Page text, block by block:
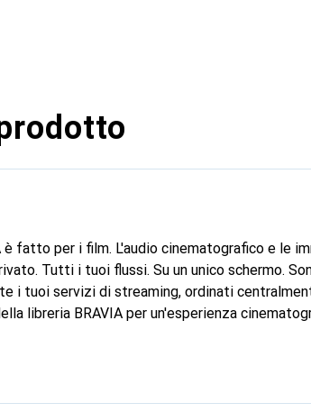
è fatto per i film. L'audio cinematografico e le
Tutti i tuoi flussi. Su un unico schermo.
i tuoi servizi di streaming, ordinati
libreria BRAVIA per un'esperienza
subito alcuni dei film più recenti. Riscatta
Google TV tutta loro, un'area personale con